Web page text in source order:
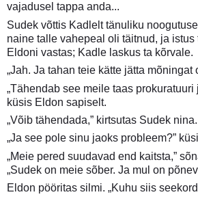
vajadusel tappa anda...
Sudek võttis Kadlelt tänuliku
naine talle vahepeal oli täitnud, ja
Eldoni vastas; Kadle laskus ta kõrvale.
„Jah. Ja tahan teie kätte jätta mõningat
„Tähendab see meile taas prokuratuuri
küsis Eldon sapiselt.
„Võib tähendada,” kirtsutas Sudek nina.
„Ja see pole sinu jaoks probleem?”
„Meie pered suudavad end kaitsta,”
„Sudek on meie sõber. Ja mul on
Eldon pööritas silmi. „Kuhu siis